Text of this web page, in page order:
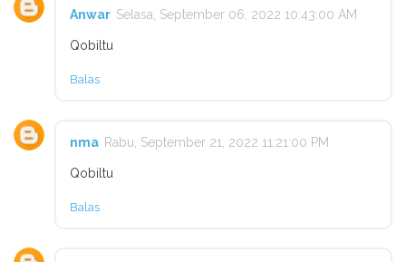
Anwar Selasa, September 06, 2022 10:43:00 AM
Qobiltu
Balas
nma Rabu, September 21, 2022 11:21:00 PM
Qobiltu
Balas